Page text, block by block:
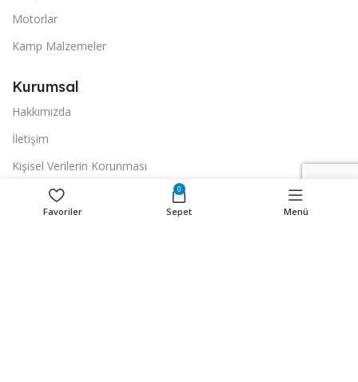
Motorlar
Kamp Malzemeler
Kurumsal
Hakkımızda
İletişim
Kişisel Verilerin Korunması
Alışveriş
Favoriler
0
Sepet Menü